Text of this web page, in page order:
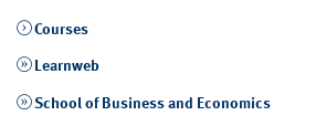
Courses
Learnweb
School of Business and Economics